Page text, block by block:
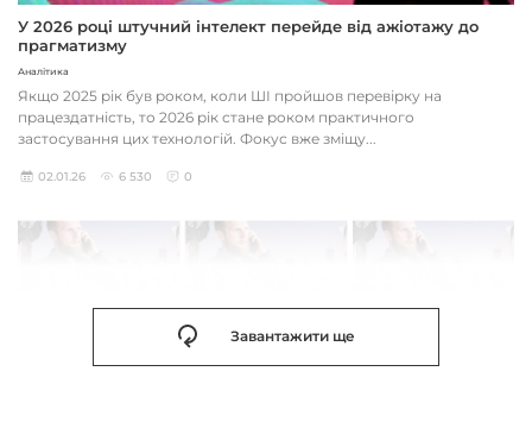
У 2026 році штучний інтелект перейде від ажіотажу до
прагматизму
Аналітика
Якщо 2025 рік був роком, коли ШІ пройшов перевірку на
працездатність, то 2026 рік стане роком практичного
застосування цих технологій. Фокус вже зміщу...
02.01.26 6 530 0
Завантажити ще